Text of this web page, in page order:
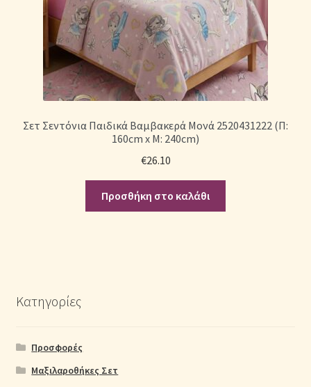
Σετ Σεντόνια Παιδικά Βαμβακερά Μονά 2520431222 (Π:
160cm x Μ: 240cm)
€26.10
Προσθήκη στο καλάθι
Κατηγορίες
Προσφορές
Μαξιλαροθήκες Σετ